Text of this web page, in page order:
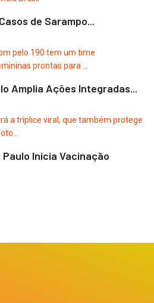
de Sarampo...
Amplia Ações Integradas...
Inicia Vacinação